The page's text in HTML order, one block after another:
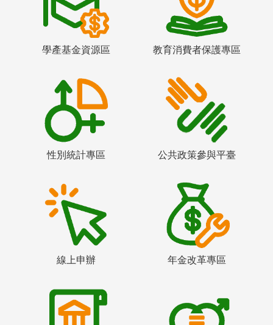
學產基金資源區 教育消費者保護專區
性別統計專區 公共政策參與平臺
線上申辦 年金改革專區